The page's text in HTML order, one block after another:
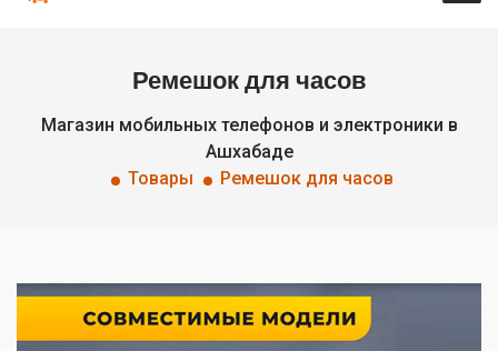
Ремешок для часов
Магазин мобильных телефонов и электроники в
Ашхабаде
Товары
Ремешок для часов